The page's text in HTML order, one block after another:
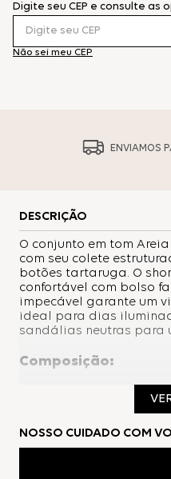
Digite seu CEP e consulte as
Não sei meu CEP
ENVIAMOS
DESCRIÇÃO
O conjunto em tom
com seu colete
botões tartaruga. O
confortável com bolso
impecável garante um
ideal para dias
sandálias neutras para
Composição:
NOSSO CUIDADO COM